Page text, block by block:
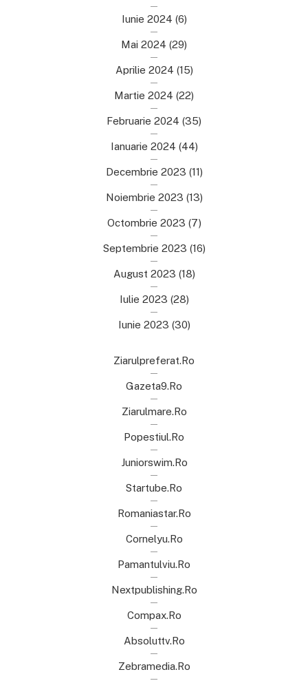
Iunie 2024 (6)
Mai 2024 (29)
Aprilie 2024 (15)
Martie 2024 (22)
Februarie 2024 (35)
Ianuarie 2024 (44)
Decembrie 2023 (11)
Noiembrie 2023 (13)
Octombrie 2023 (7)
Septembrie 2023 (16)
August 2023 (18)
Iulie 2023 (28)
Iunie 2023 (30)
Ziarulpreferat.ro
Gazeta9.ro
Ziarulmare.ro
Popestiul.ro
Juniorswim.ro
Startube.ro
Romaniastar.ro
Cornelyu.ro
Pamantulviu.ro
Nextpublishing.ro
Compax.ro
Absoluttv.ro
Zebramedia.ro